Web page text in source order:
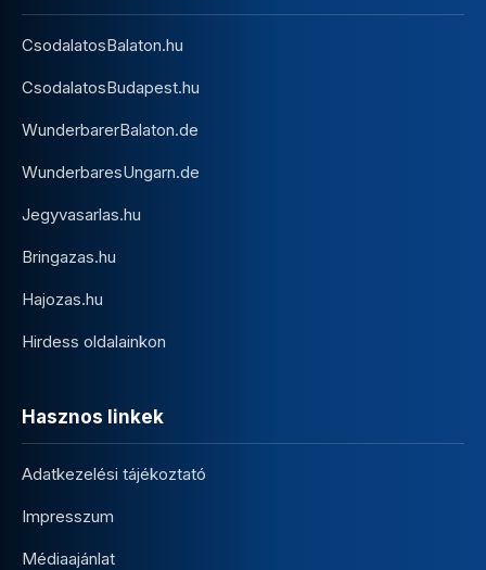
CsodalatosBalaton.hu
CsodalatosBudapest.hu
WunderbarerBalaton.de
WunderbaresUngarn.de
Jegyvasarlas.hu
Bringazas.hu
Hajozas.hu
Hirdess oldalainkon
Hasznos linkek
Adatkezelési tájékoztató
Impresszum
Médiaajánlat